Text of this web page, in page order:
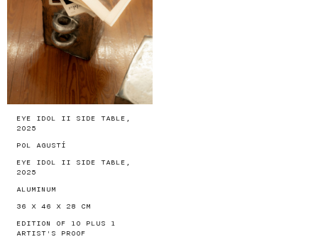
EYE IDOL II SIDE TABLE,
2025
POL AGUSTÍ
EYE IDOL II SIDE TABLE,
2025
ALUMINUM
36 X 46 X 28 CM
EDITION OF 10 PLUS 1
ARTIST'S PROOF